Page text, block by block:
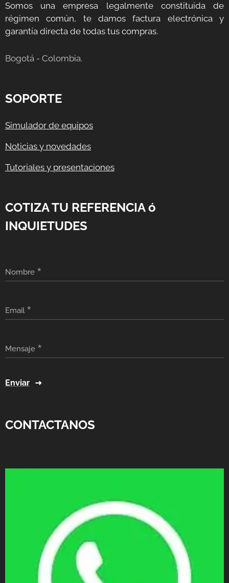
Somos una empresa legalmente constituida de
régimen común, te damos factura electrónica y
garantía directa de todas tus compras.
Bogotá - Colombia.
SOPORTE
Simulador de equipos
Noticias y novedades
Tutoriales y presentaciones
COTIZA TU REFERENCIA ó
INQUIETUDES
Nombre
Email
Mensaje
Enviar
CONTACTANOS